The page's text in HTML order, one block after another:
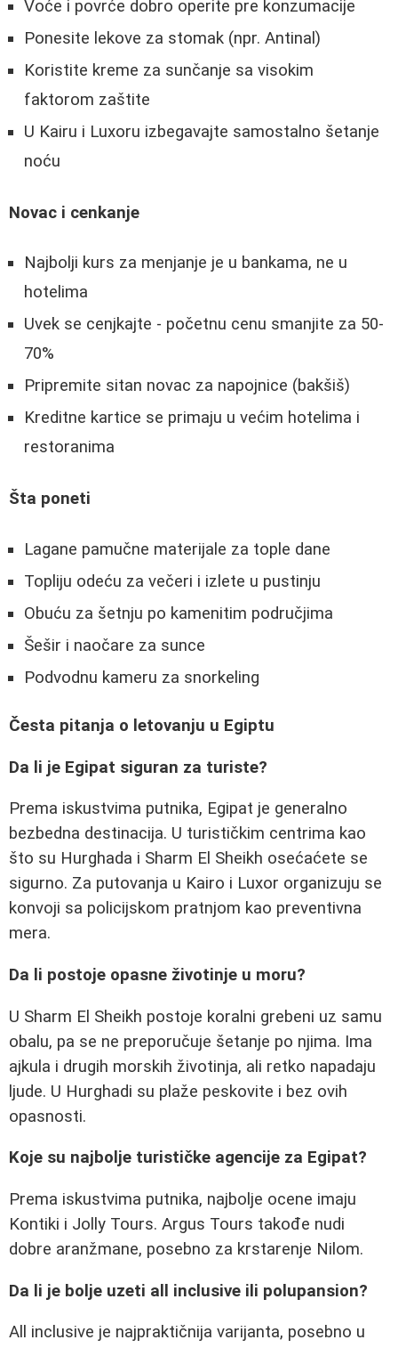
Voće i povrće dobro operite pre konzumacije
Ponesite lekove za stomak (npr. Antinal)
Koristite kreme za sunčanje sa visokim
faktorom zaštite
U Kairu i Luxoru izbegavajte samostalno šetanje
noću
Novac i cenkanje
Najbolji kurs za menjanje je u bankama, ne u
hotelima
Uvek se cenjkajte - početnu cenu smanjite za 50-
70%
Pripremite sitan novac za napojnice (bakšiš)
Kreditne kartice se primaju u većim hotelima i
restoranima
Šta poneti
Lagane pamučne materijale za tople dane
Topliju odeću za večeri i izlete u pustinju
Obuću za šetnju po kamenitim područjima
Šešir i naočare za sunce
Podvodnu kameru za snorkeling
Česta pitanja o letovanju u Egiptu
Da li je Egipat siguran za turiste?
Prema iskustvima putnika, Egipat je generalno
bezbedna destinacija. U turističkim centrima kao
što su Hurghada i Sharm El Sheikh osećaćete se
sigurno. Za putovanja u Kairo i Luxor organizuju se
konvoji sa policijskom pratnjom kao preventivna
mera.
Da li postoje opasne životinje u moru?
U Sharm El Sheikh postoje koralni grebeni uz samu
obalu, pa se ne preporučuje šetanje po njima. Ima
ajkula i drugih morskih životinja, ali retko napadaju
ljude. U Hurghadi su plaže peskovite i bez ovih
opasnosti.
Koje su najbolje turističke agencije za Egipat?
Prema iskustvima putnika, najbolje ocene imaju
Kontiki i Jolly Tours. Argus Tours takođe nudi
dobre aranžmane, posebno za krstarenje Nilom.
Da li je bolje uzeti all inclusive ili polupansion?
All inclusive je najpraktičnija varijanta, posebno u